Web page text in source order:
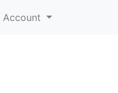
Account